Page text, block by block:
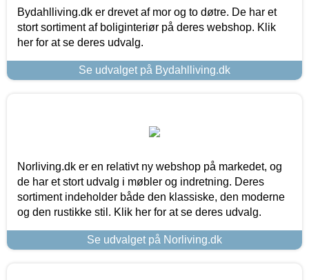
Bydahlliving.dk er drevet af mor og to døtre. De har et
stort sortiment af boliginteriør på deres webshop. Klik
her for at se deres udvalg.
Se udvalget på Bydahlliving.dk
Norliving.dk er en relativt ny webshop på markedet, og
de har et stort udvalg i møbler og indretning. Deres
sortiment indeholder både den klassiske, den moderne
og den rustikke stil. Klik her for at se deres udvalg.
Se udvalget på Norliving.dk